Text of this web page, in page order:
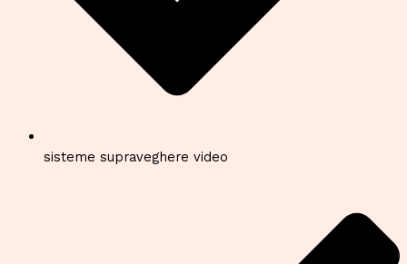
sisteme supraveghere video